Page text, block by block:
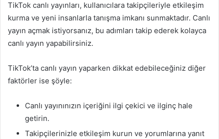
TikTok canlı yayınları, kullanıcılara takipçileriyle etkileşim
kurma ve yeni insanlarla tanışma imkanı sunmaktadır. Canlı
yayın açmak istiyorsanız, bu adımları takip ederek kolayca
canlı yayın yapabilirsiniz.
TikTok’ta canlı yayın yaparken dikkat edebileceğiniz diğer
faktörler ise şöyle:
Canlı yayınınızın içeriğini ilgi çekici ve ilginç hale
getirin.
Takipçilerinizle etkileşim kurun ve yorumlarına yanıt